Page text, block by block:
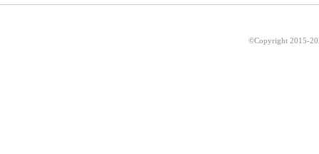
©Copyright 2015-